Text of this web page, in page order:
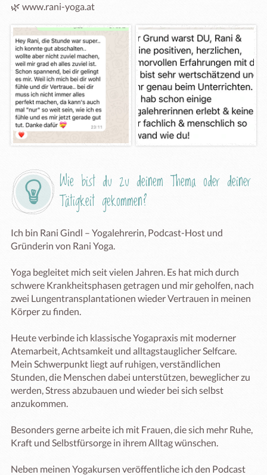
🌿 www.rani-yoga.at
Wie bist du zu deinem Thema oder deiner
Tätigkeit gekommen?
Ich bin Rani Gindl – Yogalehrerin, Podcast-Host und
Gründerin von Rani Yoga.
Yoga begleitet mich seit vielen Jahren. Es hat mich durch
schwere Krankheitsphasen getragen und mir geholfen, nach
zwei Lungentransplantationen wieder Vertrauen in meinen
Körper zu finden.
Heute verbinde ich klassische Yogapraxis mit moderner
Atemarbeit, Achtsamkeit und alltagstauglicher Selfcare.
Mein Schwerpunkt liegt auf ruhigen, verständlichen
Stunden, die Menschen dabei unterstützen, beweglicher zu
werden, Stress abzubauen und wieder bei sich selbst
anzukommen.
Besonders gerne arbeite ich mit Frauen, die sich mehr Ruhe,
Kraft und Selbstfürsorge in ihrem Alltag wünschen.
Neben meinen Yogakursen veröffentliche ich den Podcast